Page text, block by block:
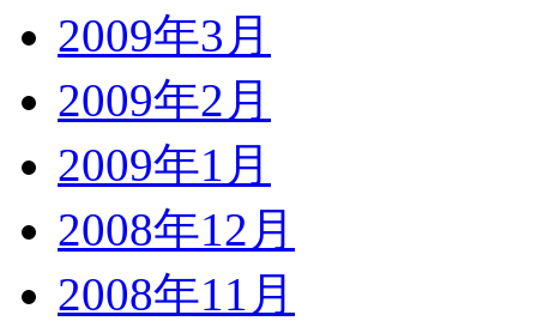
2009年3月
2009年2月
2009年1月
2008年12月
2008年11月